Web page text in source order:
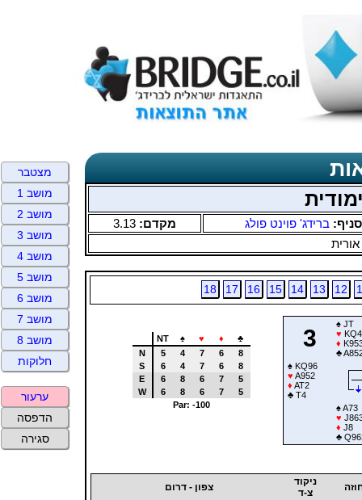
סניף: ברידג' פוינט פולג מקדם: 3.13
אורית
12
13
14
15
16
17
18
3
♠ JT
♥ KQ4
♦
♣
♠ KQ96
♥ A952
♦ AT2
♣ T4
♠A73
♥
♦ J8
♣
NT ♠ ♥ ♦
♣
N
5 4 7 6
8
S
6 4 7 6
8
E
6 8 6 7
5
W
6 8 6 7
5
Par: -100
ניקוד
צ-ד
צפון - דרום
מצטבר
מושב 1
מושב 2
מושב 3
מושב 4
מושב 5
מושב 6
מושב 7
מושב 8
חלוקות
ערעור
הדפסה
סגירה